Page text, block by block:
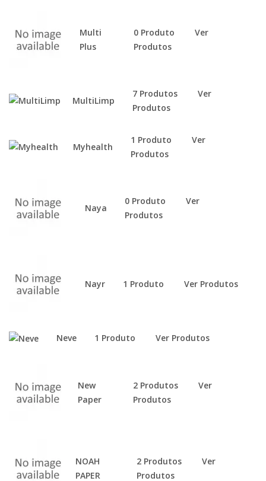
Multi
Plus
0 Produto
Ver
Produtos
MultiLimp
7 Produtos
Ver
Produtos
Myhealth
1 Produto
Ver
Produtos
Naya
0 Produto
Ver
Produtos
Nayr 1 Produto Ver Produtos
Neve 1 Produto Ver Produtos
New
Paper
2 Produtos
Ver
Produtos
NOAH
PAPER
2 Produtos
Ver
Produtos